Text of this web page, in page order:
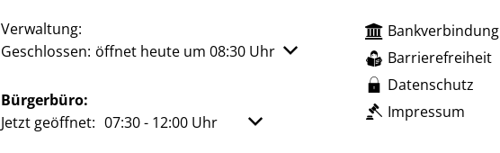
Verwaltung:
Klicken, um weitere Öffnungs- oder Schließzeiten auszublenden
Geschlossen: öffnet heute um 08:30 Uhr
Bürgerbüro:
Klicken, um weitere Öffnungs- oder Schließzeiten auszublenden
Jetzt geöffnet: 07:30- 12:00 Uhr Von 07:30 bis 12:00 Uhr
Bankverbindung
Barrierefreiheit
Datenschutz
Impressum